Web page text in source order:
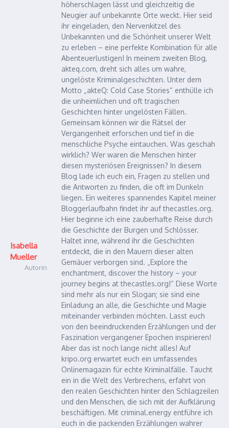
Isabella
Mueller
Autorin
höherschlagen lässt und gleichzeitig die
Neugier auf unbekannte Orte weckt. Hier seid
ihr eingeladen, den Nervenkitzel des
Unbekannten und die Schönheit unserer Welt
zu erleben – eine perfekte Kombination für alle
Abenteuerlustigen! In meinem zweiten Blog,
akteq.com, dreht sich alles um wahre,
ungelöste Kriminalgeschichten. Unter dem
Motto „akteQ: Cold Case Stories“ enthülle ich
die unheimlichen und oft tragischen
Geschichten hinter ungelösten Fällen.
Gemeinsam können wir die Rätsel der
Vergangenheit erforschen und tief in die
menschliche Psyche eintauchen. Was geschah
wirklich? Wer waren die Menschen hinter
diesen mysteriösen Ereignissen? In diesem
Blog lade ich euch ein, Fragen zu stellen und
die Antworten zu finden, die oft im Dunkeln
liegen. Ein weiteres spannendes Kapitel meiner
Bloggerlaufbahn findet ihr auf thecastles.org.
Hier beginne ich eine zauberhafte Reise durch
die Geschichte der Burgen und Schlösser.
Haltet inne, während ihr die Geschichten
entdeckt, die in den Mauern dieser alten
Gemäuer verborgen sind. „Explore the
enchantment, discover the history – your
journey begins at thecastles.org!“ Diese Worte
sind mehr als nur ein Slogan; sie sind eine
Einladung an alle, die Geschichte und Magie
miteinander verbinden möchten. Lasst euch
von den beeindruckenden Erzählungen und der
Faszination vergangener Epochen inspirieren!
Aber das ist noch lange nicht alles! Auf
kripo.org erwartet euch ein umfassendes
Onlinemagazin für echte Kriminalfälle. Taucht
ein in die Welt des Verbrechens, erfahrt von
den realen Geschichten hinter den Schlagzeilen
und den Menschen, die sich mit der Aufklärung
beschäftigen. Mit criminal.energy entführe ich
euch in die packenden Erzählungen wahrer